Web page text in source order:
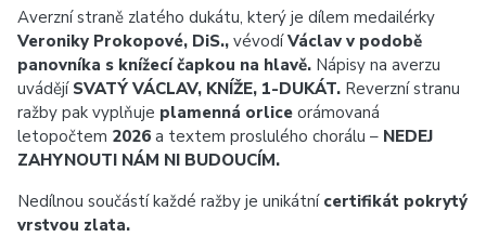
Averzní straně zlatého dukátu, který je dílem medailérky
Veroniky Prokopové, DiS., vévodíVáclav v podobě
panovníka s knížecí čapkou na hlavě. Nápisy na averzu
uvádějí SVATÝ VÁCLAV, KNÍŽE, 1-‍DUKÁT. Reverzní stranu
ražby pak vyplňuje plamenná orlice orámovaná
letopočtem 2026 a textem proslulého chorálu – NEDEJ
ZAHYNOUTI NÁM NI BUDOUCÍM.
Nedílnou součástí každé ražby je unikátní certifikát pokrytý
vrstvou zlata.